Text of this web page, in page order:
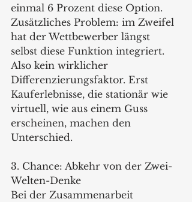
einmal 6 Prozent diese Option.
Zusätzliches Problem: im Zweifel
hat der Wettbewerber längst
selbst diese Funktion integriert.
Also kein wirklicher
Differenzierungsfaktor. Erst
Kauferlebnisse, die stationär wie
virtuell, wie aus einem Guss
erscheinen, machen den
Unterschied.
3. Chance: Abkehr von der Zwei-
Welten-Denke
Bei der Zusammenarbeit